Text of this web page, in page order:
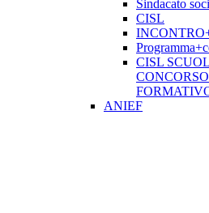
Sindacato
CISL
CISL
ANIEF